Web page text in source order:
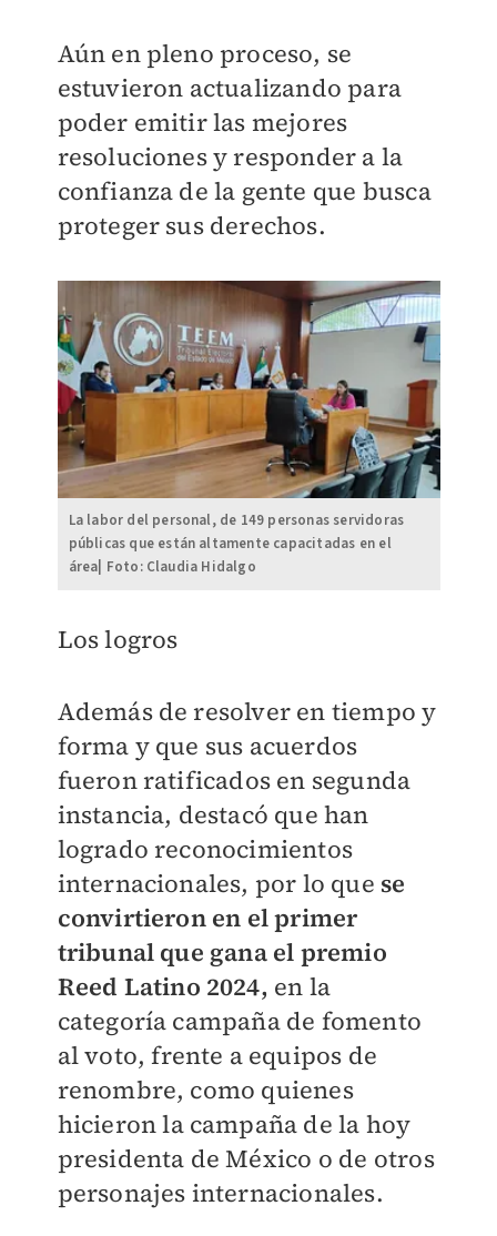
Aún en pleno proceso, se
estuvieron actualizando para
poder emitir las mejores
resoluciones y responder a la
confianza de la gente que busca
proteger sus derechos.
La labor del personal, de 149 personas servidoras
públicas que están altamente capacitadas en el
área| Foto: Claudia Hidalgo
Los logros
Además de resolver en tiempo y
forma y que sus acuerdos
fueron ratificados en segunda
instancia, destacó que han
logrado reconocimientos
internacionales, por lo que se
convirtieron en el primer
tribunal que gana el premio
Reed Latino 2024, en la
categoría campaña de fomento
al voto, frente a equipos de
renombre, como quienes
hicieron la campaña de la hoy
presidenta de México o de otros
personajes internacionales.